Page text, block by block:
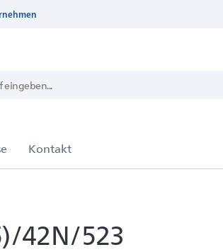
42N/523